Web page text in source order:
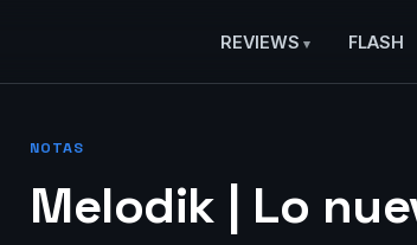
REVIEWS FLASH
NOTAS
Melodik | Lo